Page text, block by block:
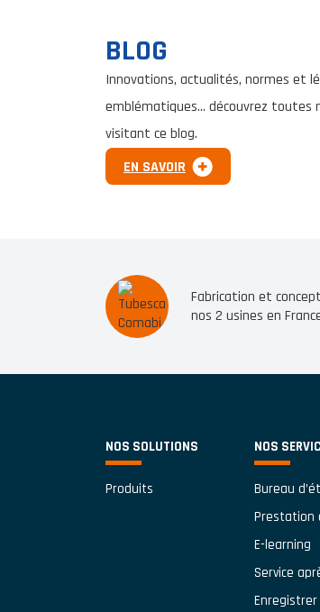
BLOG
Innovations, actualités, normes et
emblématiques… découvrez toutes
visitant ce blog.
EN SAVOIR
Fabrication et
nos 2 usines en
NOS SOLUTIONS
Produits
NOS
Bureau
Prestation
E-learning
Service